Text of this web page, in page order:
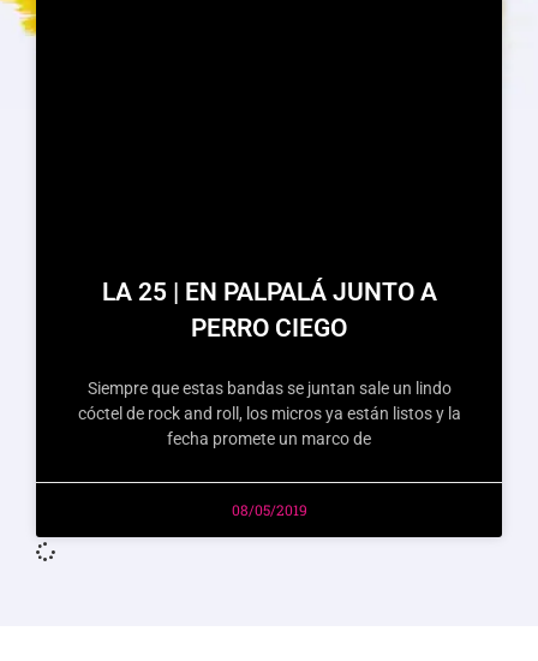
LA 25 | EN PALPALÁ JUNTO A
PERRO CIEGO
Siempre que estas bandas se juntan sale un lindo
cóctel de rock and roll, los micros ya están listos y la
fecha promete un marco de
08/05/2019